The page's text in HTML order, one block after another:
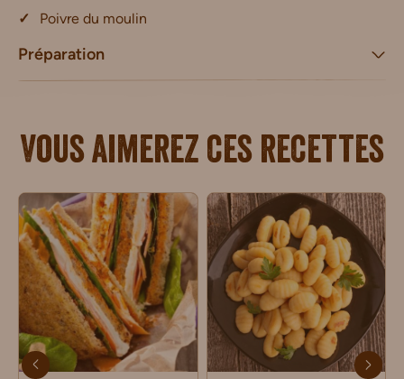
Poivre du moulin
Préparation
Vous aimerez ces recettes